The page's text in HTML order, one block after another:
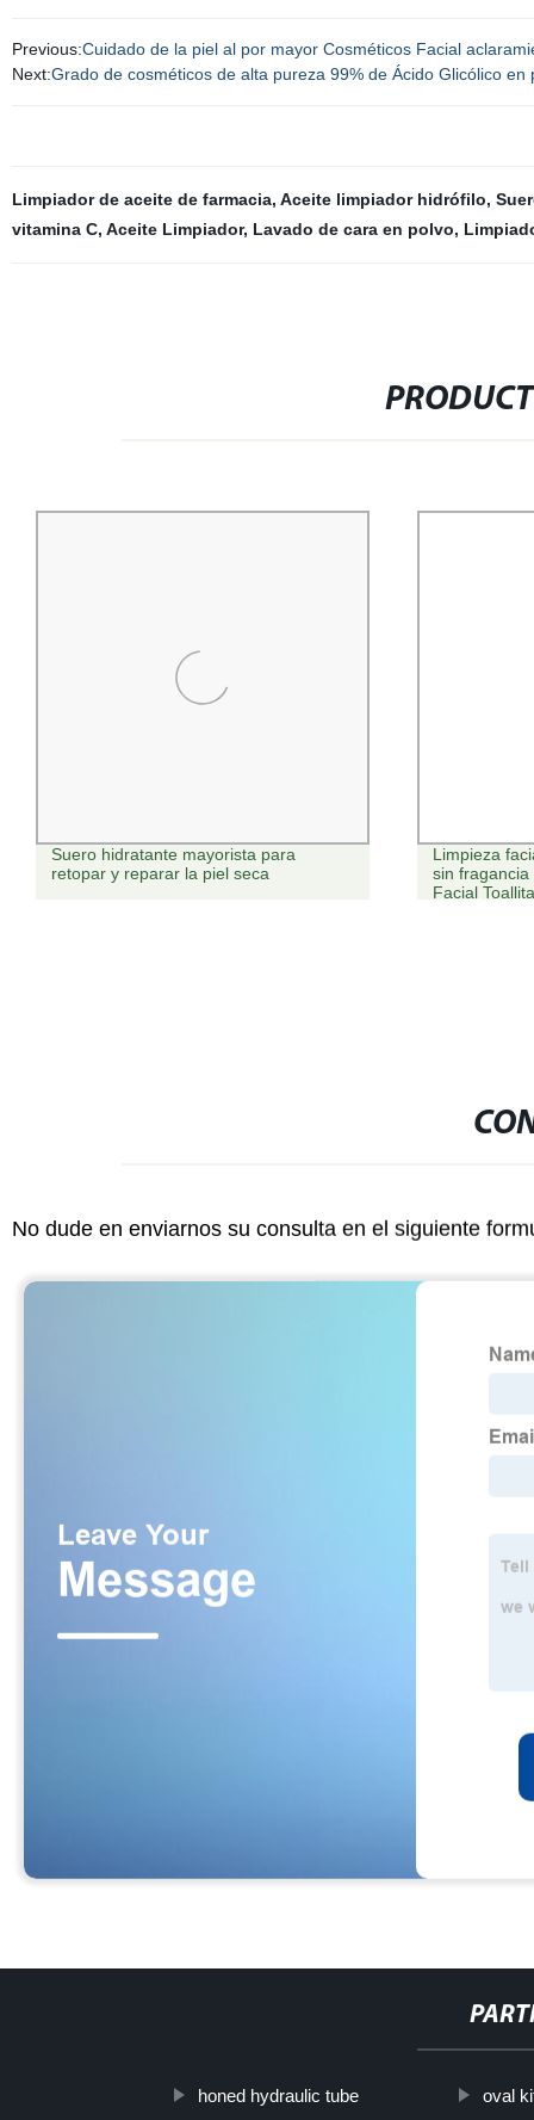
Previous:Cuidado de la piel al por mayor Cosméticos Facial
Next:Grado de cosméticos de alta pureza 99% de Ácido Glicólico
Limpiador de aceite de farmacia, Aceite limpiador hidrófilo,
vitamina C, Aceite Limpiador, Lavado de cara en polvo,
Suero hidratante mayorista para
retopar y reparar la piel seca
Limpieza
sin
Facial
No dude en enviarnos su consulta en el siguiente
honed hydraulic tube oval